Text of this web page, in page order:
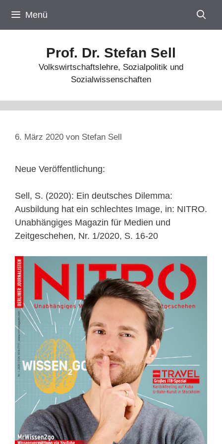
Inhalt
springen
Menü
Prof. Dr. Stefan Sell
Volkswirtschaftslehre, Sozialpolitik und
Sozialwissenschaften
6. März 2020 von Stefan Sell
Neue Veröffentlichung:
Sell, S. (2020): Ein deutsches Dilemma:
Ausbildung hat ein schlechtes Image, in: NITRO.
Unabhängiges Magazin für Medien und
Zeitgeschehen, Nr. 1/2020, S. 16-20